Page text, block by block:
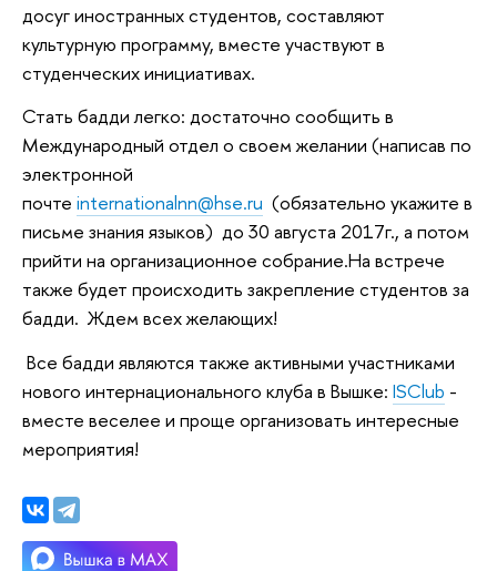
досуг иностранных студентов, составляют
культурную программу, вместе участвуют в
студенческих инициативах.
Стать бадди легко: достаточно сообщить в
Международный отдел о своем желании (написав по
электронной
почте internationalnn@hse.ru (обязательно укажите в
письме знания языков) до 30 августа 2017г., а потом
прийти на организационное собрание.На встрече
также будет происходить закрепление студентов за
бадди. Ждем всех желающих!
Все бадди являются также активными участниками
нового интернационального клуба в Вышке: ISClub -
вместе веселее и проще организовать интересные
мероприятия!